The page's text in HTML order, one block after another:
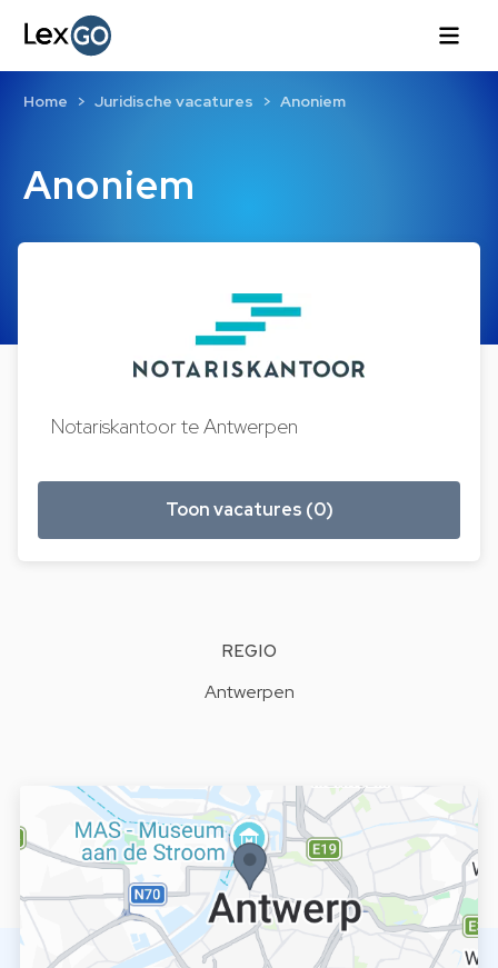
Anoniem
Home Juridische vacatures Anoniem
Notariskantoor te Antwerpen
Toon vacatures (0)
REGIO
Antwerpen